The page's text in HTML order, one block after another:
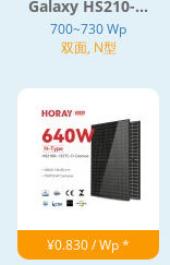
Galaxy HS210-...
700~730 Wp
双面, N型
¥0.830 / Wp *